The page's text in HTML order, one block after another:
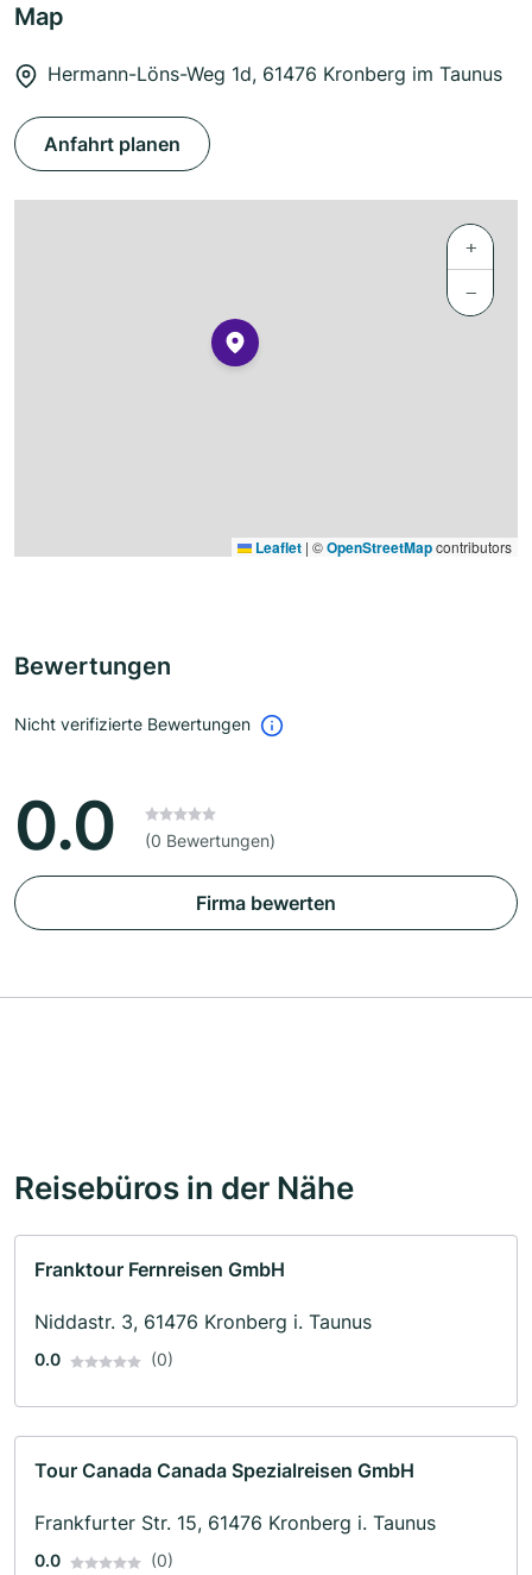
Map
Hermann-Löns-Weg 1d, 61476 Kronberg im Taunus
Anfahrt planen
+
−
Leaflet | ©OpenStreetMapcontributors
Bewertungen
Nicht verifizierte Bewertungen
0.0 (0 Bewertungen)
Firma bewerten
Reisebüros in der Nähe
Franktour Fernreisen GmbH
Niddastr. 3, 61476 Kronberg i. Taunus
0.0 (0)
Tour Canada Canada Spezialreisen GmbH
Frankfurter Str. 15, 61476 Kronberg i. Taunus
0.0 (0)